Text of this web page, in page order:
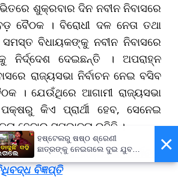
ଶୁକ୍ରବାର ଦିନ ନବୀନ ନିବାସରେ
ବୈଠକ । ବିରୋଧୀ ଦଳ ନେତା ତଥା
ବିଧାୟକଙ୍କୁ ନବୀନ ନିବାସରେ
ନିର୍ଦ୍ଦେଶ ଦେଇଛନ୍ତି । ଅପରାହ୍ନ
ରାଜ୍ୟସଭା ନିର୍ବାଚନ ନେଇ ବସିବ
। ଯେଉଁଥିରେ ଆଗାମୀ ରାଜ୍ୟସଭା
କିଏ ପ୍ରାର୍ଥୀ ହେବ, ସେନେଇ
ହେବାର ସମ୍ଭାବନା ରହିଛି ।
ମାର୍ଚ୍ଚ ୧୬ରେ ରାଜ୍ୟସଭା ନିର୍ବାଚନ,
ବିଜ୍ଞପ୍ତି
×
ହଷ୍ଟେଲରୁ ଷଷ୍ଠ ଶ୍ରେଣୀ
ଛାତ୍ରଙ୍କୁ ନେଇଗଲେ ଦୁଇ ଯୁବକ,
ପୁଅକୁ ଖୋଜି ଆଣିବାକୁ ମାଆଙ୍କ
ନିବେଦନ